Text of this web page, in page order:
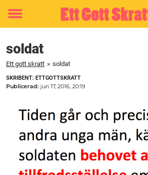
Toggle
soldat
Ett gott skratt » soldat
SKRIBENT: ETTGOTTSKRATT
Publicerad: jun 17, 2016, 20:19